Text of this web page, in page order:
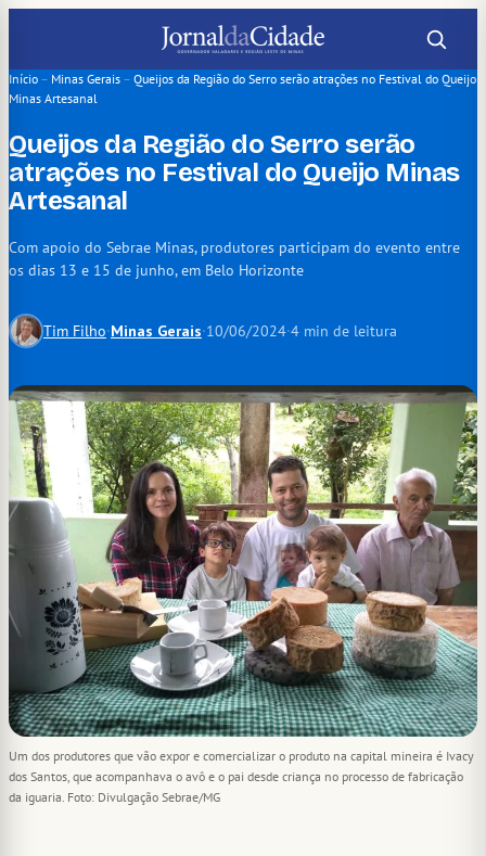
o
conteúdo
Início – Minas Gerais – Queijos da Região do Serro serão atrações no Festival do Queijo
Minas Artesanal
Queijos da Região do Serro serão
atrações no Festival do Queijo Minas
Artesanal
Com apoio do Sebrae Minas, produtores participam do evento entre
os dias 13 e 15 de junho, em Belo Horizonte
Tim Filho·Minas Gerais·10/06/2024·4 min de leitura
Um dos produtores que vão expor e comercializar o produto na capital mineira é Ivacy
dos Santos, que acompanhava o avô e o pai desde criança no processo de fabricação
da iguaria. Foto: Divulgação Sebrae/MG